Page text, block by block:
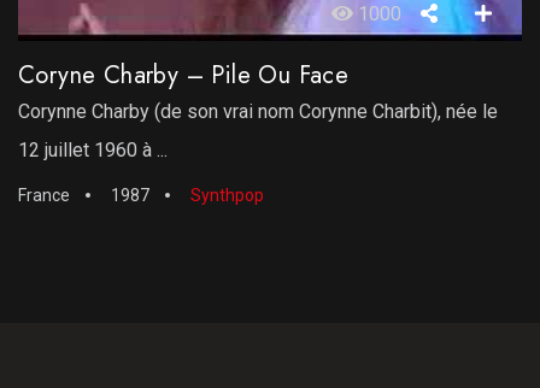
1000
Coryne Charby – Pile Ou Face
Corynne Charby (de son vrai nom Corynne Charbit), née le
12 juillet 1960 à ...
France 1987 Synthpop